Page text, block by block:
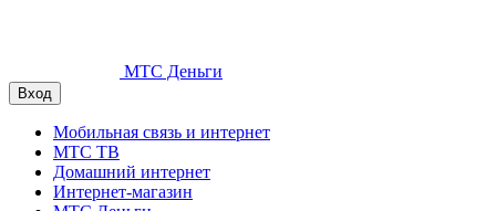
МТС Деньги
Вход
Мобильная связь и интернет
МТС ТВ
Домашний интернет
Интернет-магазин